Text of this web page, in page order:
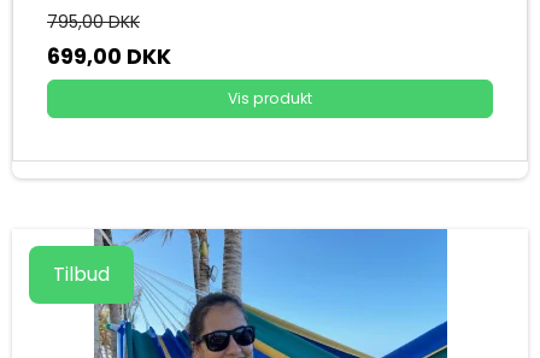
795,00 DKK
699,00 DKK
Vis produkt
Tilbud